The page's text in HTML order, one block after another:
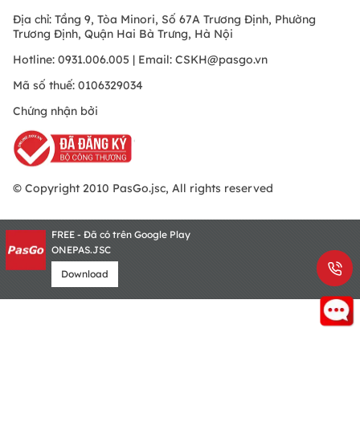
Địa chỉ: Tầng 9, Tòa Minori, Số 67A Trương Định, Phường
Trương Định, Quận Hai Bà Trưng, Hà Nội
Hotline: 0931.006.005 | Email: CSKH@pasgo.vn
Mã số thuế: 0106329034
Chứng nhận bởi
© Copyright 2010 PasGo.jsc, All rights reserved
FREE - Đã có trên Google Play
ONEPAS.JSC
Download